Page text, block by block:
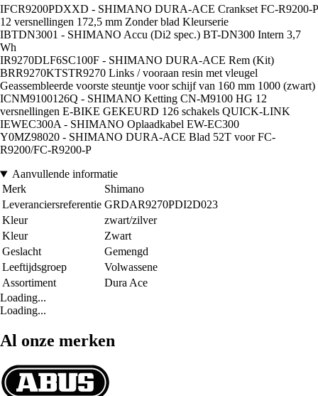
IFCR9200PDXXD - SHIMANO DURA-ACE Crankset FC-R9200-P
12 versnellingen 172,5 mm Zonder blad Kleurserie
IBTDN3001 - SHIMANO Accu (Di2 spec.) BT-DN300 Intern 3,7
Wh
IR9270DLF6SC100F - SHIMANO DURA-ACE Rem (Kit)
BRR9270KTSTR9270 Links / vooraan resin met vleugel
Geassembleerde voorste steuntje voor schijf van 160 mm 1000 (zwart)
ICNM9100126Q - SHIMANO Ketting CN-M9100 HG 12
versnellingen E-BIKE GEKEURD 126 schakels QUICK-LINK
IEWEC300A - SHIMANO Oplaadkabel EW-EC300
Y0MZ98020 - SHIMANO DURA-ACE Blad 52T voor FC-
R9200/FC-R9200-P
Aanvullende informatie
Merk
Shimano
Leveranciersreferentie GRDAR9270PDI2D023
Kleur
zwart/zilver
Kleur
Zwart
Geslacht
Gemengd
Leeftijdsgroep
Volwassene
Assortiment
Dura Ace
Loading...
Loading...
Al onze merken